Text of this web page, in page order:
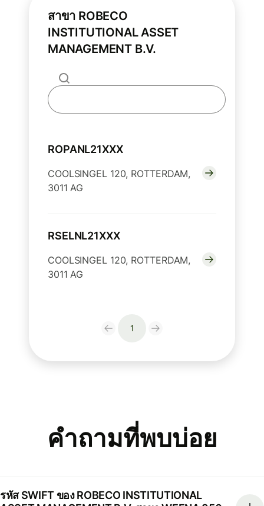
สาขา ROBECO
INSTITUTIONAL ASSET
MANAGEMENT B.V.
ROPANL21XXX
COOLSINGEL 120, ROTTERDAM,
3011 AG
RSELNL21XXX
COOLSINGEL 120, ROTTERDAM,
3011 AG
1
คำถามที่พบบ่อย
รหัส SWIFT ของ ROBECO INSTITUTIONAL